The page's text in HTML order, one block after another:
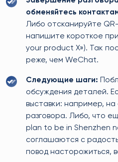
обменяйтесь
Либо отсканируйте
напишите короткое
your product X»). Так
реже, чем WeChat.
Следующие шаги:
обсуждения деталей.
выставки: например,
разговора. Либо, что
plan to be in Shenzhen
соглашаются с
повод насторожиться,